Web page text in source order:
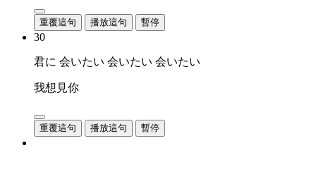
重覆這句 播放這句 暫停
30
君に 会いたい 会いたい 会いたい
我想見你
重覆這句 播放這句 暫停